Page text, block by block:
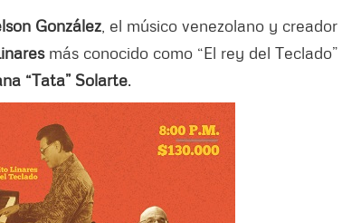
González , el músico venezolano y creador
más conocido como “El rey del Teclado”
“Tata” Solarte.